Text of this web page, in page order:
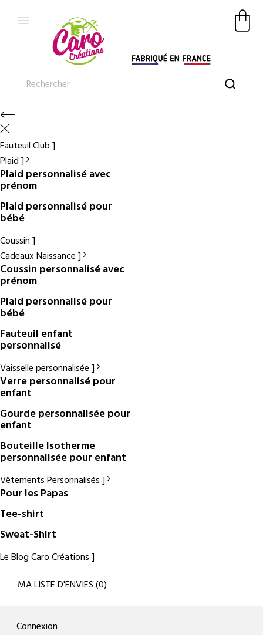

Fauteuil Club
Plaid
Plaid personnalisé avec
prénom
Plaid personnalisé pour
bébé
Coussin
Cadeaux Naissance
Coussin personnalisé avec
prénom
Plaid personnalisé pour
bébé
Fauteuil enfant
personnalisé
Vaisselle personnalisée
Verre personnalisé pour
enfant
Gourde personnalisée pour
enfant
Bouteille Isotherme
personnalisée pour enfant
Vêtements Personnalisés
Pour les Papas
Tee-shirt
Sweat-Shirt
Le Blog Caro Créations
MA LISTE D'ENVIES(0)
Connexion